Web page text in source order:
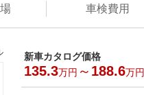
車検費用
新車カタログ価格
135.3万円 ～ 188.6万円